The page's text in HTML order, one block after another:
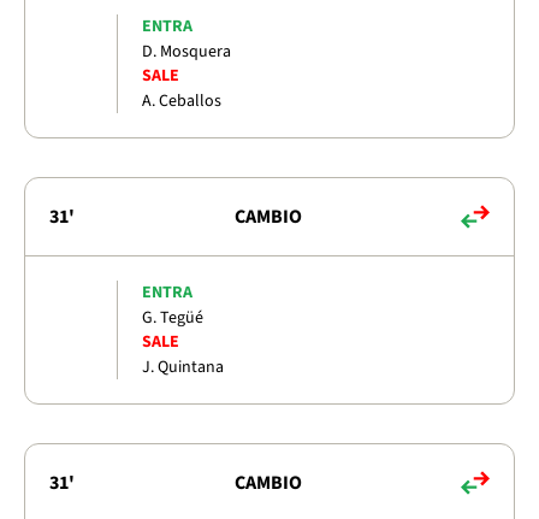
ENTRA
D. Mosquera
SALE
A. Ceballos
31' CAMBIO
ENTRA
G. Tegüé
SALE
J. Quintana
31' CAMBIO